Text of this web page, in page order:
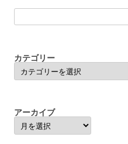
カテゴリー
カ
テ
ゴ
アーカイブ
ア
ー
カ